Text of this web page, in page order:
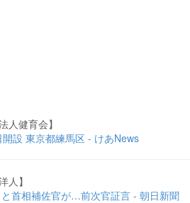
人健育会】
設 東京都練馬区 - けあNews
人】
と首相補佐官が…前次官証言 - 朝日新聞